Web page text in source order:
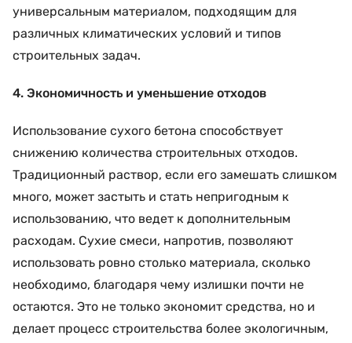
универсальным материалом, подходящим для
различных климатических условий и типов
строительных задач.
4. Экономичность и уменьшение отходов
Использование сухого бетона способствует
снижению количества строительных отходов.
Традиционный раствор, если его замешать слишком
много, может застыть и стать непригодным к
использованию, что ведет к дополнительным
расходам. Сухие смеси, напротив, позволяют
использовать ровно столько материала, сколько
необходимо, благодаря чему излишки почти не
остаются. Это не только экономит средства, но и
делает процесс строительства более экологичным,